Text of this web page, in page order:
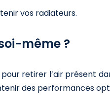
vos radiateurs.
même ?
retirer l’air présent
des performances